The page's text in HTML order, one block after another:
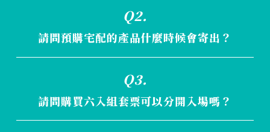
典
Q2.
請問預購宅配的產品什麼時候會寄出？
Q3.
請問購買六入組套票可以分開入場嗎？